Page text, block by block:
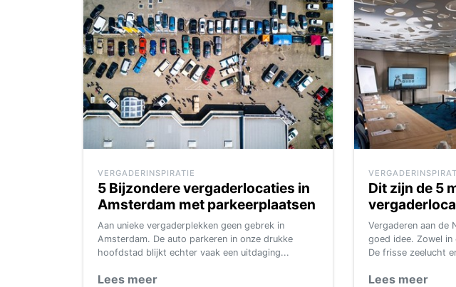
VERGADERINSPIRATIE
5 Bijzondere vergaderlocaties in
Amsterdam met parkeerplaatsen
Aan unieke vergaderplekken geen gebrek in
Amsterdam. De auto parkeren in onze drukke
hoofdstad blijkt echter vaak een uitdaging...
Lees meer
Dit zijn de 5
Vergaderen aan de
goed idee. Zowel in
De frisse zeelucht
Lees meer